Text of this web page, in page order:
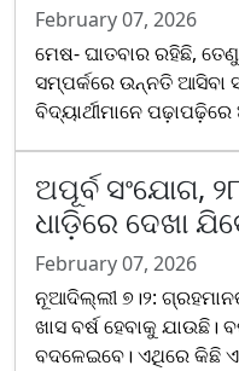
February 07, 2026
ମେଷ- ଘାତବାର ରହିଛି,
ସମ୍ପର୍କରେ ଉନ୍ନତି ଆସିବା
ବିଦ୍ୟାର୍ଥୀମାନେ
ଅପୂର୍ବ ସଂଯୋଗ,
ଧାଡ଼ିରେ ଦେଖା
February 07, 2026
ନୂଆଦିଲ୍ଲୀ ୭।୨:
ଖାସ ବର୍ଷ ହେବାକୁ
ବଦଳେଇବେ। ଏଥିରେ କିଛି